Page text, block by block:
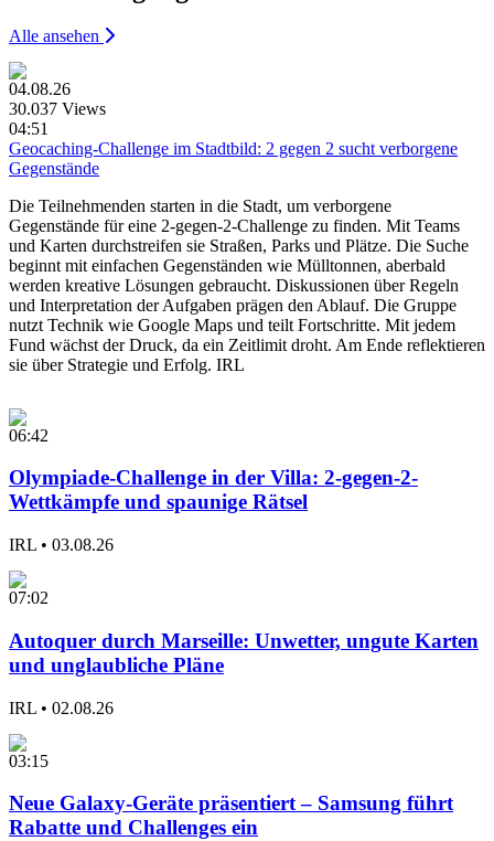
Alle ansehen
04.08.26
30.037 Views
04:51
Geocaching-Challenge im Stadtbild: 2 gegen 2 sucht verborgene
Gegenstände
Die Teilnehmenden starten in die Stadt, um verborgene
Gegenstände für eine 2-gegen-2-Challenge zu finden. Mit Teams
und Karten durchstreifen sie Straßen, Parks und Plätze. Die Suche
beginnt mit einfachen Gegenständen wie Mülltonnen, aberbald
werden kreative Lösungen gebraucht. Diskussionen über Regeln
und Interpretation der Aufgaben prägen den Ablauf. Die Gruppe
nutzt Technik wie Google Maps und teilt Fortschritte. Mit jedem
Fund wächst der Druck, da ein Zeitlimit droht. Am Ende reflektieren
sie über Strategie und Erfolg. IRL
06:42
Olympiade-Challenge in der Villa: 2-gegen-2-
Wettkämpfe und spaunige Rätsel
IRL • 03.08.26
07:02
Autoquer durch Marseille: Unwetter, ungute Karten
und unglaubliche Pläne
IRL • 02.08.26
03:15
Neue Galaxy-Geräte präsentiert – Samsung führt
Rabatte und Challenges ein